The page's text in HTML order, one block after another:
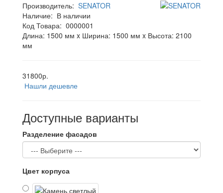
Производитель: SENATOR
Наличие: В наличии
Код Товара: 0000001
Длина: 1500 мм x Ширина: 1500 мм x Высота: 2100
мм
31800р.
Нашли дешевле
Доступные варианты
Разделение фасадов
Цвет корпуса